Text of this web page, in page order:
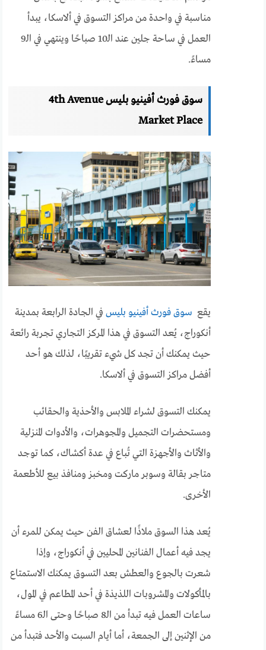
مناسبة في واحدة من مراكز التسوق في ألاسكا، يبدأ
العمل في ساحة جلين عند الـ10 صباحًا وينتهي في الـ9
مساءً.
سوق فورث أفينيو بليس 4th Avenue
Market Place
يقع سوق فورث أفينيو بليس في الجادة الرابعة بمدينة
أنكوراج، يُعد التسوق في هذا المركز التجاري تجربة رائعة
حيث يمكنك أن تجد كل شيء تقريبًا، لذلك هو أحد
أفضل مراكز التسوق في ألاسكا.
يمكنك التسوق لشراء الملابس والأحذية والحقائب
ومستحضرات التجميل والمجوهرات، والأدوات المنزلية
والأثاث والأجهزة التي تُباع في عدة أكشاك، كما توجد
متاجر بقالة وسوبر ماركت ومخبز ومنافذ بيع للأطعمة
الأخرى.
يُعد هذا السوق ملاذًا لعشاق الفن حيث يمكن للمرء أن
يجد فيه أعمال الفنانين المحليين في أنكوراج، وإذا
شعرت بالجوع والعطش بعد التسوق يمكنك الاستمتاع
بالمأكولات والمشروبات اللذيذة في أحد المطاعم في المول،
ساعات العمل فيه تبدأ من الـ8 صباحًا وحتى الـ6 مساءً
من الإثنين إلى الجمعة، أما أيام السبت والأحد فتبدأ من